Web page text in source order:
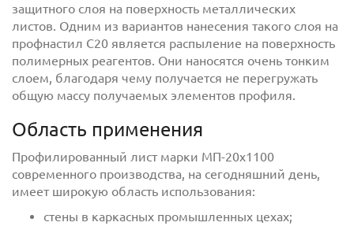
сполитикой обработки персональных данных
ознакомлен(-а) и даюсогласиена обработку
персональных данных
сполитикой конфиденциальностиознакомлен(-а)
защитного слоя на поверхность металлических
листов. Одним из вариантов нанесения такого слоя на
профнастил С20 является распыление на поверхность
полимерных реагентов. Они наносятся очень тонким
слоем, благодаря чему получается не перегружать
общую массу получаемых элементов профиля.
Область применения
Профилированный лист марки МП-20х1100
современного производства, на сегодняшний день,
имеет широкую область использования:
стены в каркасных промышленных цехах;